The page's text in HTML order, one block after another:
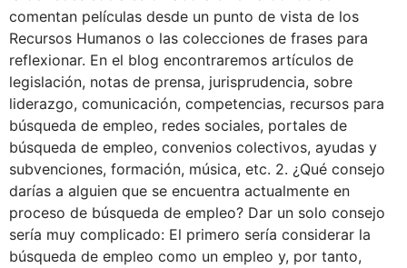
comentan películas desde un punto de vista de los
Recursos Humanos o las colecciones de frases para
reflexionar. En el blog encontraremos artículos de
legislación, notas de prensa, jurisprudencia, sobre
liderazgo, comunicación, competencias, recursos para
búsqueda de empleo, redes sociales, portales de
búsqueda de empleo, convenios colectivos, ayudas y
subvenciones, formación, música, etc. 2. ¿Qué consejo
darías a alguien que se encuentra actualmente en
proceso de búsqueda de empleo? Dar un solo consejo
sería muy complicado: El primero sería considerar la
búsqueda de empleo como un empleo y, por tanto,